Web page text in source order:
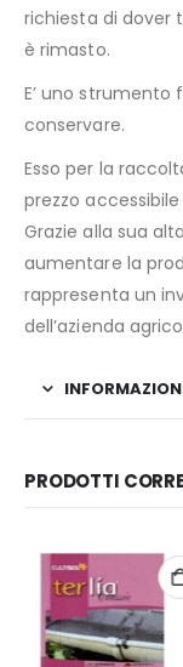
richiesta di dover
è rimasto.
E’ uno
conservare.
Esso per la
prezzo
Grazie alla sua
aumentare la
rappresenta un
dell’azienda
PRODOTTI